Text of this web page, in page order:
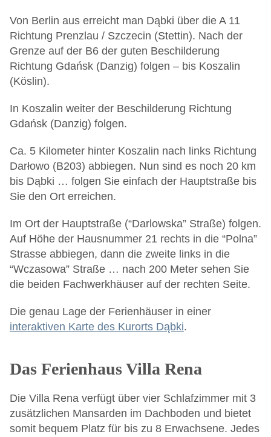
Von Berlin aus erreicht man Dąbki über die A 11
Richtung Prenzlau / Szczecin (Stettin). Nach der
Grenze auf der B6 der guten Beschilderung
Richtung Gdańsk (Danzig) folgen – bis Koszalin
(Köslin).
In Koszalin weiter der Beschilderung Richtung
Gdańsk (Danzig) folgen.
Ca. 5 Kilometer hinter Koszalin nach links Richtung
Darłowo (B203) abbiegen. Nun sind es noch 20 km
bis Dąbki … folgen Sie einfach der Hauptstraße bis
Sie den Ort erreichen.
Im Ort der Hauptstraße (“Darlowska” Straße) folgen.
Auf Höhe der Hausnummer 21 rechts in die “Polna”
Strasse abbiegen, dann die zweite links in die
“Wczasowa” Straße … nach 200 Meter sehen Sie
die beiden Fachwerkhäuser auf der rechten Seite.
Die genau Lage der Ferienhäuser in einer
interaktiven Karte des Kurorts Dąbki.
Das Ferienhaus Villa Rena
Die Villa Rena verfügt über vier Schlafzimmer mit 3
zusätzlichen Mansarden im Dachboden und bietet
somit bequem Platz für bis zu 8 Erwachsene. Jedes